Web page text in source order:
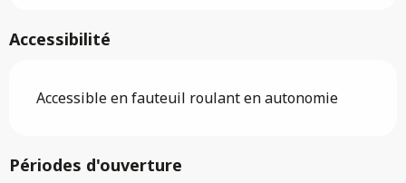
Accessibilité
Accessible en fauteuil roulant en autonomie
Périodes d'ouverture